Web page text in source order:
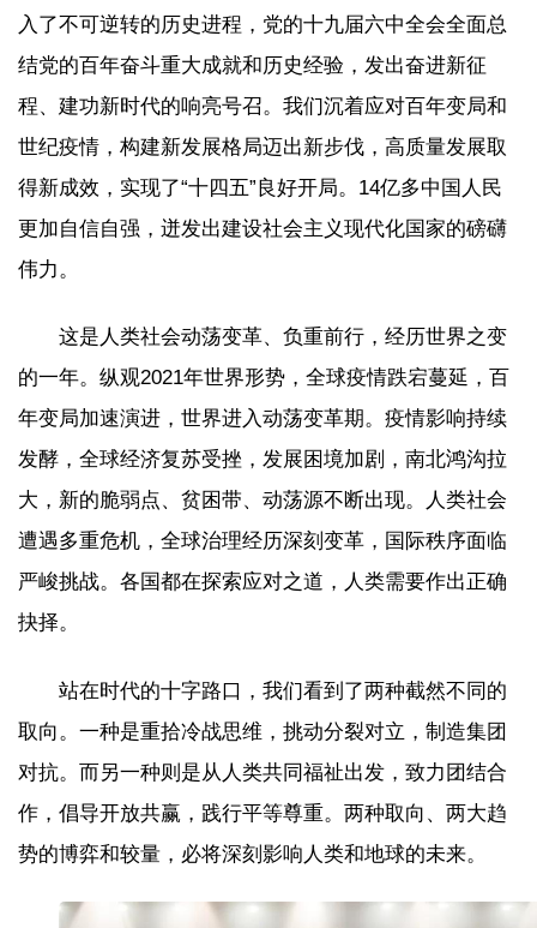
入了不可逆转的历史进程，党的十九届六中全会全面总
结党的百年奋斗重大成就和历史经验，发出奋进新征
程、建功新时代的响亮号召。我们沉着应对百年变局和
世纪疫情，构建新发展格局迈出新步伐，高质量发展取
得新成效，实现了“十四五”良好开局。14亿多中国人民
更加自信自强，迸发出建设社会主义现代化国家的磅礴
伟力。
这是人类社会动荡变革、负重前行，经历世界之变
的一年。纵观2021年世界形势，全球疫情跌宕蔓延，百
年变局加速演进，世界进入动荡变革期。疫情影响持续
发酵，全球经济复苏受挫，发展困境加剧，南北鸿沟拉
大，新的脆弱点、贫困带、动荡源不断出现。人类社会
遭遇多重危机，全球治理经历深刻变革，国际秩序面临
严峻挑战。各国都在探索应对之道，人类需要作出正确
抉择。
站在时代的十字路口，我们看到了两种截然不同的
取向。一种是重拾冷战思维，挑动分裂对立，制造集团
对抗。而另一种则是从人类共同福祉出发，致力团结合
作，倡导开放共赢，践行平等尊重。两种取向、两大趋
势的博弈和较量，必将深刻影响人类和地球的未来。